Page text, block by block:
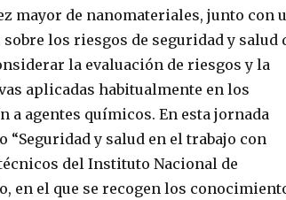
mayor de nanomateriales, junto con
los riesgos de seguridad y salud
la evaluación de riesgos y la
aplicadas habitualmente en los
a agentes químicos. En esta jornada
“Seguridad y salud en el trabajo con
del Instituto Nacional de
en el que se recogen los